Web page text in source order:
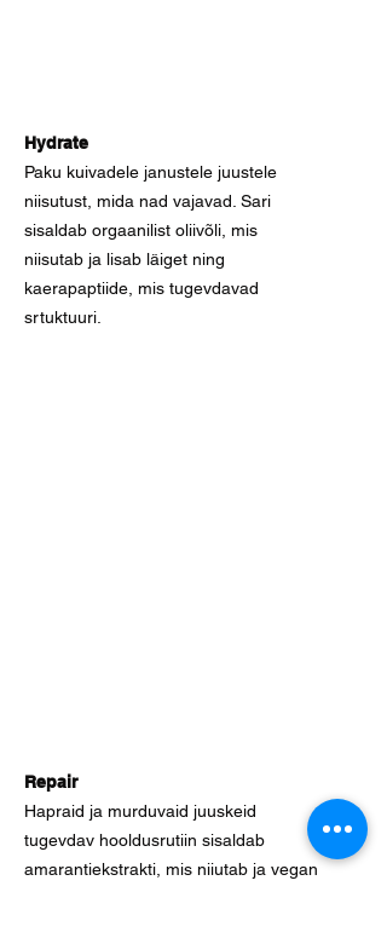
Hydrate
Paku kuivadele janustele juustele
niisutust, mida nad vajavad. Sari
sisaldab orgaanilist oliivõli, mis
niisutab ja lisab läiget ning
kaerapaptiide, mis tugevdavad
srtuktuuri.
Repair
Hapraid ja murduvaid juuskeid
tugevdav hooldusrutiin sisaldab
amarantiekstrakti, mis niiutab ja vegan